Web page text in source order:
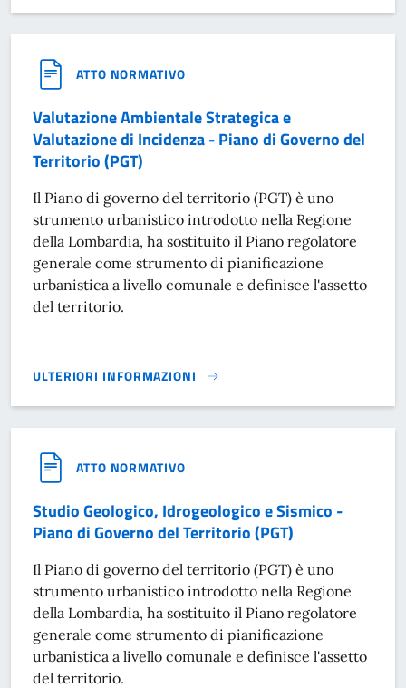
ATTO NORMATIVO
Valutazione Ambientale Strategica e
Valutazione di Incidenza - Piano di Governo del
Territorio (PGT)
Il Piano di governo del territorio (PGT) è uno
strumento urbanistico introdotto nella Regione
della Lombardia, ha sostituito il Piano regolatore
generale come strumento di pianificazione
urbanistica a livello comunale e definisce l'assetto
del territorio.
ULTERIORI INFORMAZIONI
VALUTAZIONE AMBIENTALE STRATEGICA E VALUTAZIONE
ATTO NORMATIVO
Studio Geologico, Idrogeologico e Sismico -
Piano di Governo del Territorio (PGT)
Il Piano di governo del territorio (PGT) è uno
strumento urbanistico introdotto nella Regione
della Lombardia, ha sostituito il Piano regolatore
generale come strumento di pianificazione
urbanistica a livello comunale e definisce l'assetto
del territorio.